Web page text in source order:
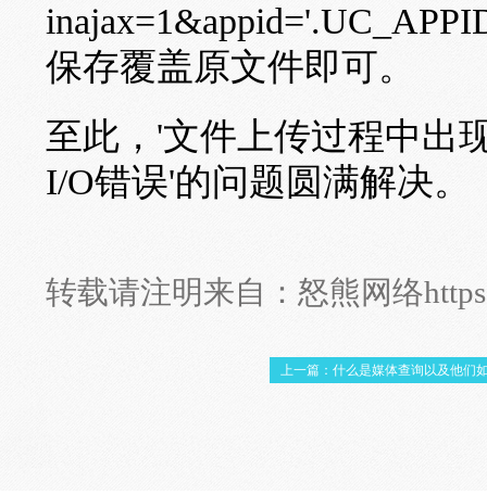
保存覆盖原文件即可。
至此，'文件上传过程中出
I/O错误'的问题圆满解决。
转载请注明来自： 怒熊网络
上一篇：什么是媒体查询以及他们